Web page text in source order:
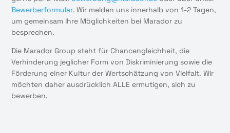
Bewerberformular. Wir melden uns innerhalb von 1-2 Tagen,
um gemeinsam Ihre Möglichkeiten bei Marador zu
besprechen.
Die Marador Group steht für Chancengleichheit, die
Verhinderung jeglicher Form von Diskriminierung sowie die
Förderung einer Kultur der Wertschätzung von Vielfalt. Wir
möchten daher ausdrücklich ALLE ermutigen, sich zu
bewerben.